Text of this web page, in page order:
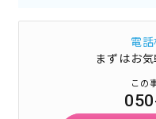
電
まずはお
この